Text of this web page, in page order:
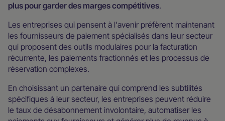
plus pour garder des marges compétitives.
Les entreprises qui pensent à l'avenir préfèrent maintenant
les fournisseurs de paiement spécialisés dans leur secteur
qui proposent des outils modulaires pour la facturation
récurrente, les paiements fractionnés et les processus de
réservation complexes.
En choisissant un partenaire qui comprend les subtilités
spécifiques à leur secteur, les entreprises peuvent réduire
le taux de désabonnement involontaire, automatiser les